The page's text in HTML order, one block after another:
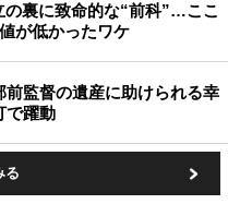
裏に致命的な“前科”…ここ
が低かったワケ
監督の遺産に助けられる幸
で躍動
る